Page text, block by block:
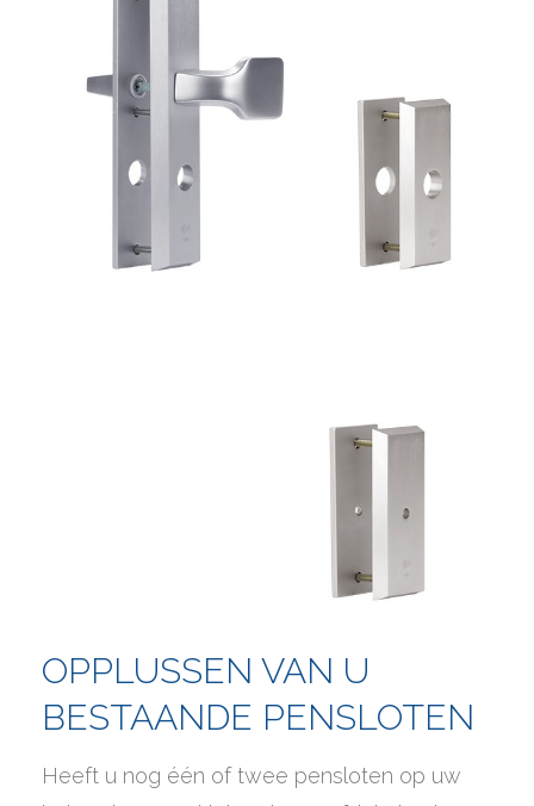
OPPLUSSEN VAN U
BESTAANDE PENSLOTEN
Heeft u nog één of twee pensloten op uw